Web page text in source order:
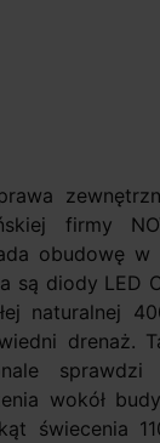
firmy
obudowę
są diody LED
naturalnej
drenaż.
wokół
świecenia